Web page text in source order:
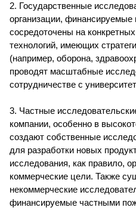
2. Государственные
организации, финансируемые
сосредоточены на
технологий, имеющих
(например, оборона,
проводят масштабные
сотрудничестве с
3. Частные
компании, особенно в
создают собственные
для разработки новых
исследования, как правило,
коммерческие цели. Также
некоммерческие
финансируемые частными